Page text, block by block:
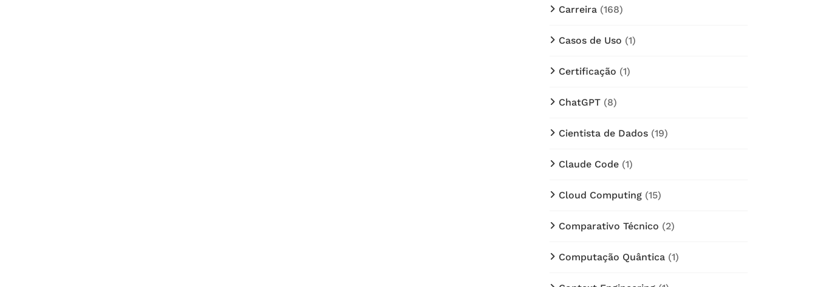
Carreira (168)
Casos de Uso (1)
Certificação (1)
ChatGPT (8)
Cientista de Dados (19)
Claude Code (1)
Cloud Computing (15)
Comparativo Técnico (2)
Computação Quântica (1)